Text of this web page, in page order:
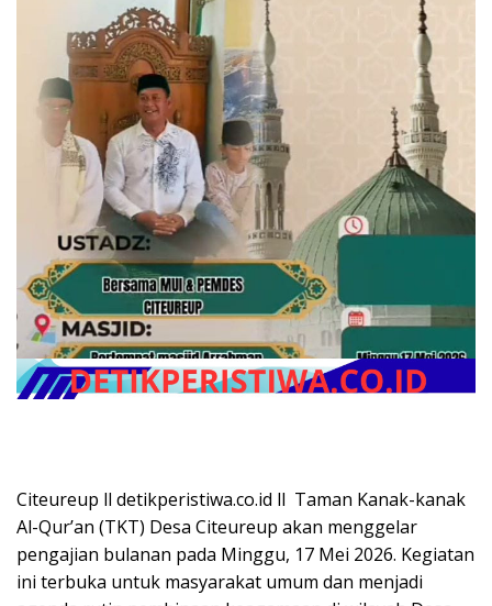
Citeureup ll detikperistiwa.co.id ll Taman Kanak-kanak
Al-Qur’an (TKT) Desa Citeureup akan menggelar
pengajian bulanan pada Minggu, 17 Mei 2026. Kegiatan
ini terbuka untuk masyarakat umum dan menjadi